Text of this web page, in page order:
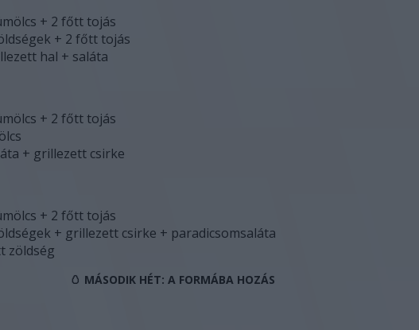
+ 2 főtt tojás
+ 2 főtt tojás
hal + saláta
+ 2 főtt tojás
+ grillezett csirke
+ 2 főtt tojás
+ grillezett csirke + paradicsomsaláta
zöldség
🥚 MÁSODIK HÉT: A FORMÁBA HOZÁS